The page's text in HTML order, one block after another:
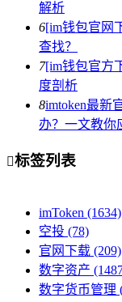
解析
6[im钱包官网
查找？
7[im钱包官方
度剖析
8imtoken最新
办？一文教你
标签列表
imToken (1634)
空投 (78)
官网下载 (209)
数字资产
数字货币管理